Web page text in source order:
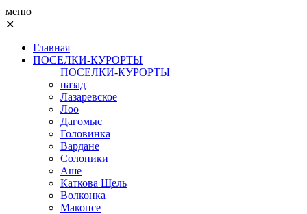
меню
✕
Главная
ПОСЕЛКИ-КУРОРТЫ
ПОСЕЛКИ-КУРОРТЫ
назад
Лазаревское
Лоо
Дагомыс
Головинка
Вардане
Солоники
Аше
Каткова Щель
Волконка
Макопсе